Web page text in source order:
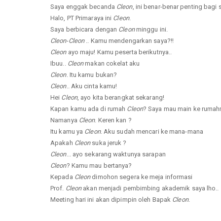
Saya enggak becanda Cleon, ini benar-benar penting bagi
Halo, PT Primaraya ini Cleon.
Saya berbicara dengan Cleonminggu ini.
Cleon-Cleon.. Kamu mendengarkan saya?!!
Cleonayo maju! Kamu peserta berikutnya..
Ibuu.. Cleonmakan cokelat aku
Cleon. Itu kamu bukan?
Cleon.. Aku cinta kamu!
Hei Cleon, ayo kita berangkat sekarang!
Kapan kamu ada di rumah Cleon? Saya mau main ke
Namanya Cleon. Keren kan ?
Itu kamu ya Cleon. Aku sudah mencari ke mana-mana
Apakah Cleonsuka jeruk ?
Cleon... ayo sekarang waktunya sarapan
Cleon? Kamu mau bertanya?
Kepada Cleondimohon segera ke meja informasi
Prof. Cleonakan menjadi pembimbing akademik saya lho..
Meeting hari ini akan dipimpin oleh Bapak Cleon.